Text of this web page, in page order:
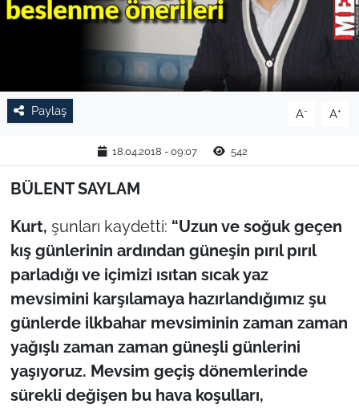
Paylaş A- A+
18.04.2018 - 09:07 542
BÜLENT SAYLAM
Kurt, şunları kaydetti: “Uzun ve soğuk geçen
kış günlerinin ardından güneşin pırıl pırıl
parladığı ve içimizi ısıtan sıcak yaz
mevsimini karşılamaya hazırlandığımız şu
günlerde ilkbahar mevsiminin zaman zaman
yağışlı zaman zaman güneşli günlerini
yaşıyoruz. Mevsim geçiş dönemlerinde
sürekli değişen bu hava koşulları,
KÜLTÜR SANAT
RESMİ İLAN
SPOR
TEKİRDAĞ
KIRKLARELİ
ÇANAKKALE
TÜRKİYE
Bölge